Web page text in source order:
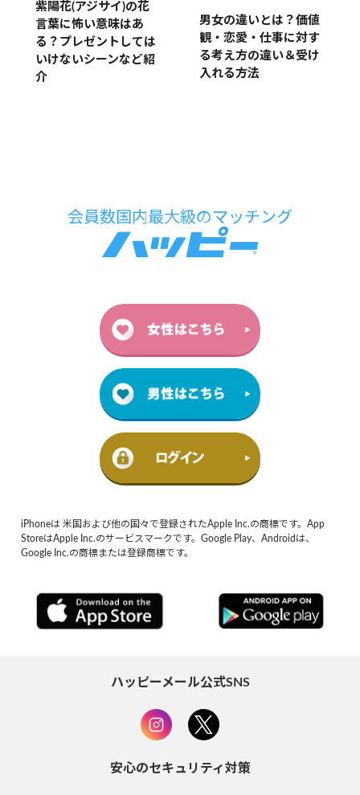
紫陽花(アジサイ)の花
言葉に怖い意味はあ
る？プレゼントしては
いけないシーンなど紹
介
男女の違いとは？価値
観・恋愛・仕事に対す
る考え方の違い＆受け
入れる方法
iPhoneは 米国および他の国々で登録されたApple Inc.の商標です。App
StoreはApple Inc.のサービスマークです。Google Play、Androidは、
Google Inc.の商標または登録商標です。
ハッピーメール公式SNS
安心のセキュリティ対策